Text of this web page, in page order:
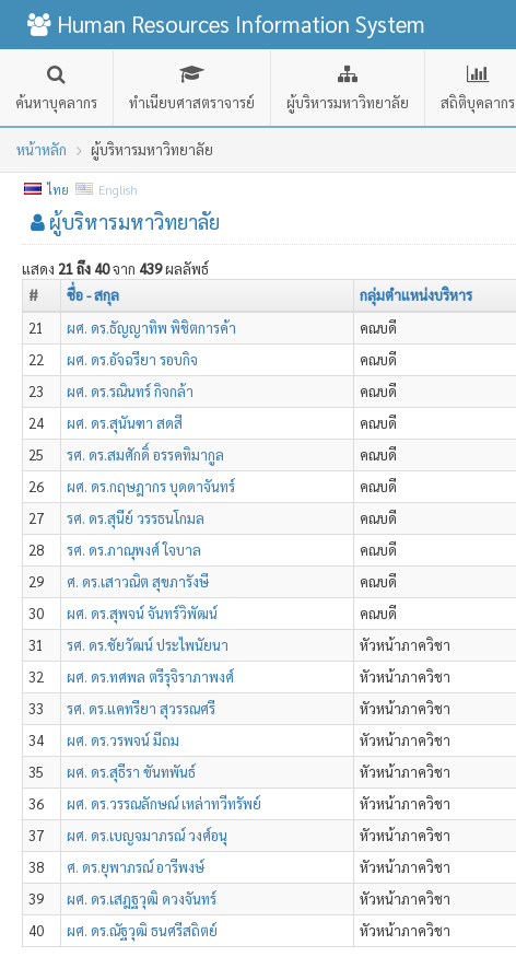
Human Resources Information System
ค้นหาบุคลากร ทำเนียบศาสตราจารย์ ผู้บริหารมหาวิทยาลัย สถิติบุคลากร
หน้าหลัก ผู้บริหารมหาวิทยาลัย
ไทย English
ผู้บริหารมหาวิทยาลัย
แสดง 21 ถึง 40จาก 439ผลลัพธ์
#
ชื่อ - สกุล กลุ่มตำแหน่งบริหาร
21
ผศ. ดร.ธัญญาทิพ พิชิตการค้า คณบดี
22
ผศ. ดร.อัจฉรียา รอบกิจ คณบดี
23
ผศ. ดร.รณินทร์ กิจกล้า คณบดี
24
ผศ. ดร.สุนันฑา สดสี คณบดี
25
รศ. ดร.สมศักดิ์ อรรคทิมากูล คณบดี
26
ผศ. ดร.กฤษฎากร บุดดาจันทร์ คณบดี
27
รศ. ดร.สุนีย์ วรรธนโกมล คณบดี
28
รศ. ดร.ภาณุพงศ์ ใจบาล คณบดี
29
ศ. ดร.เสาวณิต สุขภารังษี คณบดี
30
ผศ. ดร.สุพจน์ จันทร์วิพัฒน์ คณบดี
31
รศ. ดร.ชัยวัฒน์ ประไพนัยนา หัวหน้าภาควิชา
32
ผศ. ดร.ทศพล ตรีรุจิราภาพงศ์ หัวหน้าภาควิชา
33
รศ. ดร.แคทรียา สุวรรณศรี หัวหน้าภาควิชา
34
ผศ. ดร.วรพจน์ มีถม หัวหน้าภาควิชา
35
ผศ. ดร.สุธีรา ขันทพันธ์ หัวหน้าภาควิชา
36
ผศ. ดร.วรรณลักษณ์ เหล่าทวีทรัพย์ หัวหน้าภาควิชา
37
ผศ. ดร.เบญจมาภรณ์ วงศ์อนุ หัวหน้าภาควิชา
38
ศ. ดร.ยุพาภรณ์ อารีพงษ์ หัวหน้าภาควิชา
39
ผศ. ดร.เสฎฐวุฒิ ดวงจันทร์ หัวหน้าภาควิชา
40
ผศ. ดร.ณัฐวุฒิ ธนศรีสถิตย์ หัวหน้าภาควิชา